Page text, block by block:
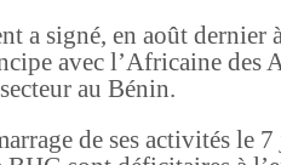
a signé, en août dernier
avec l’Africaine des
au Bénin.
de ses activités le